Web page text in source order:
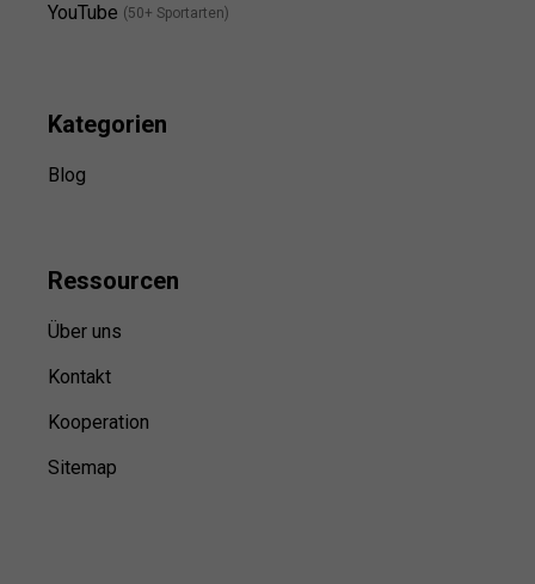
YouTube (50+ Sportarten)
Kategorien
Blog
Ressourcen
Über uns
Kontakt
Kooperation
Sitemap